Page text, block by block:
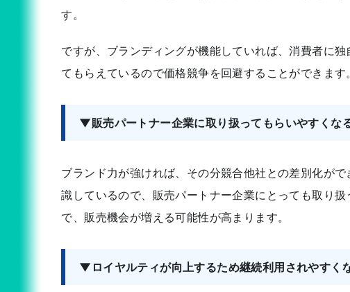
す。
ですが、ブランディングが機能していれば、消費者に
てもらえているので価格競争を回避することができます。
▼販売パートナー企業に取り扱ってもらいやすくな
ブランド力が強ければ、その分競合他社との差別化が
識しているので、販売パートナー企業にとっても取り
で、販売機会が増える可能性が高まります。
▼ロイヤルティが向上するため継続利用されやすく